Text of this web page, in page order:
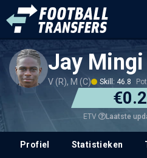
Jay Mingi
V (R), M (C) Skill: 46.8
ETV Laatste
Profiel Statistieken